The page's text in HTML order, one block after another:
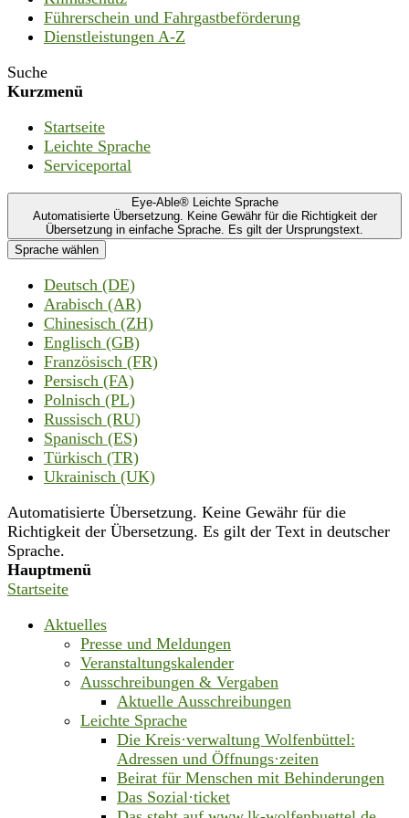
Führerschein und Fahrgastbeförderung
Dienstleistungen A-Z
Suche
Kurzmenü
Startseite
Leichte Sprache
Serviceportal
Eye-Able® Leichte Sprache
Automatisierte Übersetzung. Keine Gewähr für die Richtigkeit der
Übersetzung in einfache Sprache. Es gilt der Ursprungstext.
Sprache wählen
Deutsch (DE)
Arabisch (AR)
Chinesisch (ZH)
Englisch (GB)
Französisch (FR)
Persisch (FA)
Polnisch (PL)
Russisch (RU)
Spanisch (ES)
Türkisch (TR)
Ukrainisch (UK)
Automatisierte Übersetzung. Keine Gewähr für die
Richtigkeit der Übersetzung. Es gilt der Text in deutscher
Sprache.
Hauptmenü
Startseite
Aktuelles
Presse und Meldungen
Veranstaltungskalender
Ausschreibungen & Vergaben
Aktuelle Ausschreibungen
Leichte Sprache
Die Kreis·verwaltung Wolfenbüttel:
Adressen und Öffnungs·zeiten
Beirat für Menschen mit Behinderungen
Das Sozial·ticket